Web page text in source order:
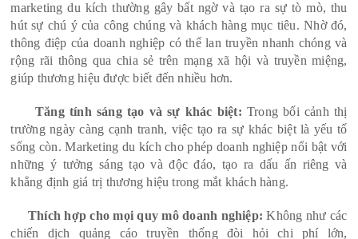
marketing du kích thường gây bất ngờ và tạo ra sự tò mò, thu
hút sự chú ý của công chúng và khách hàng mục tiêu. Nhờ đó,
thông điệp của doanh nghiệp có thể lan truyền nhanh chóng và
rộng rãi thông qua chia sẻ trên mạng xã hội và truyền miệng,
giúp thương hiệu được biết đến nhiều hơn.
Tăng tính sáng tạo và sự khác biệt: Trong bối cảnh thị
trường ngày càng cạnh tranh, việc tạo ra sự khác biệt là yếu tố
sống còn. Marketing du kích cho phép doanh nghiệp nổi bật với
những ý tưởng sáng tạo và độc đáo, tạo ra dấu ấn riêng và
khẳng định giá trị thương hiệu trong mắt khách hàng.
Thích hợp cho mọi quy mô doanh nghiệp: Không như các
chiến dịch quảng cáo truyền thống đòi hỏi chi phí lớn,